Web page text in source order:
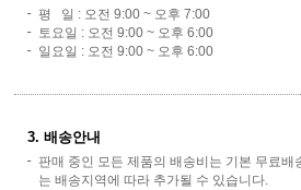
평 일 : 오전 9:00 ~ 오후 7:00
토요일 : 오전 9:00 ~ 오후 6:00
일요일 : 오전 9:00 ~ 오후 6:00
3. 배송안내
판매 중인 모든 제품의 배송비는 기본 무료배
는 배송지역에 따라 추가될 수 있습니다.